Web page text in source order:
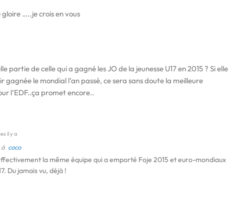
…..je crois en vous
partie de celle qui a gagné les JO de la jeunesse U17 en 2015 ? Si elle
gagnée le mondial l’an passé, ce sera sans doute la meilleure
l’EDF..ça promet encore..
il y a
à coco
la même équipe qui a emporté Foje 2015 et euro-mondiaux
Du jamais vu, déjà !